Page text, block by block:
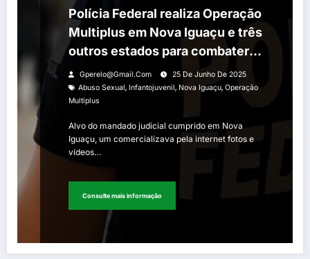
Polícia Federal realiza Operação
Multiplus em Nova Iguaçu e três
outros estados para combater
crimes de abuso sexual
infantojuvenil
Gperelo@gmail.com
25 De Junho De 2025
Abuso Sexual, Infantojuvenil, Nova Iguaçu, Operação
Multiplus
Alvo do mandado judicial cumprido em Nova
Iguaçu, um comercializava pela internet fotos e
vídeos…
Consulte mais informação